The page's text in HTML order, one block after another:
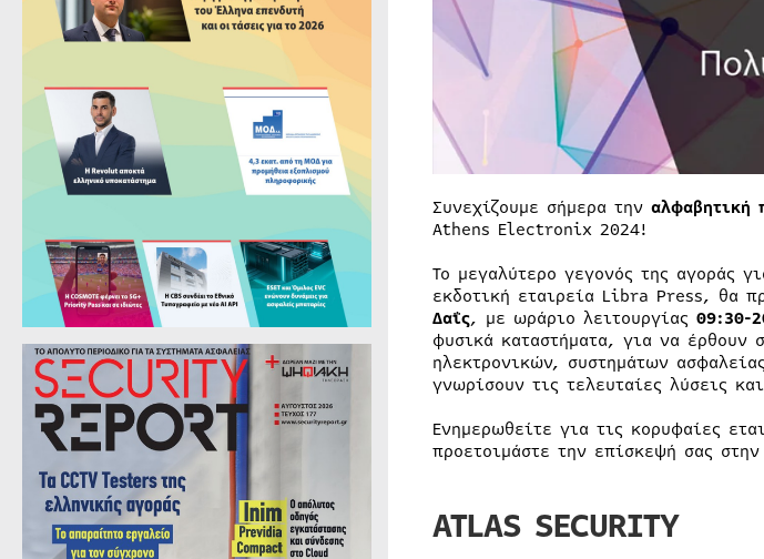
Συνεχίζουμε σήμερα την αλφαβητική
Athens Electronix 2024!
Το μεγαλύτερο γεγονός της αγοράς
εκδοτική εταιρεία Libra Press, θα
Δαΐς, με ωράριο λειτουργίας 09:30-
φυσικά καταστήματα, για να έρθουν
ηλεκτρονικών, συστημάτων
γνωρίσουν τις τελευταίες λύσεις
Ενημερωθείτε για τις κορυφαίες
προετοιμάστε την επίσκεψή σας
ATLAS SECURITY